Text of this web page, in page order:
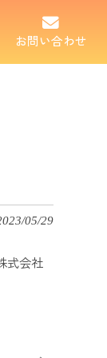
お問い合わせ
05/29
式会社